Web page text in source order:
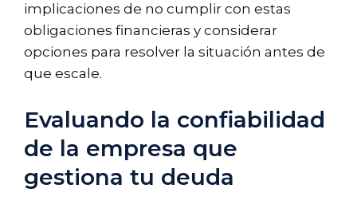
implicaciones de no cumplir con estas
obligaciones financieras y considerar
opciones para resolver la situación antes de
que escale.
Evaluando la confiabilidad
de la empresa que
gestiona tu deuda